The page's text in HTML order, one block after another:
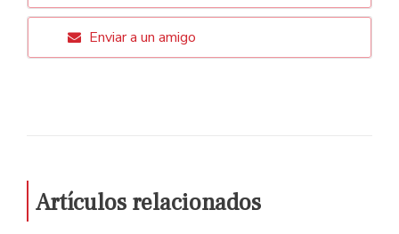
Enviar a un amigo
Artículos relacionados